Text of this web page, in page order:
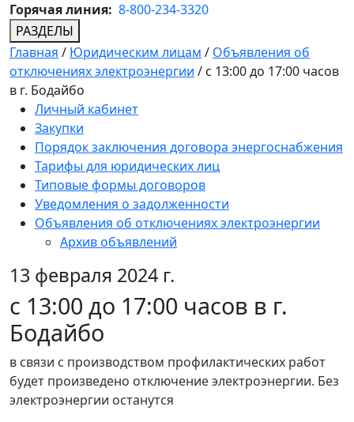
Горячая линия: 8-800-234-3320
РАЗДЕЛЫ
Главная / Юридическим лицам / Объявления об
отключениях электроэнергии / с 13:00 до 17:00 часов
в г. Бодайбо
Личный кабинет
Закупки
Порядок заключения договора энергоснабжения
Тарифы для юридических лиц
Типовые формы договоров
Уведомления о задолженности
Объявления об отключениях электроэнергии
Архив объявлений
13 февраля 2024 г.
с 13:00 до 17:00 часов в г.
Бодайбо
в связи с производством профилактических работ
будет произведено отключение электроэнергии. Без
электроэнергии останутся